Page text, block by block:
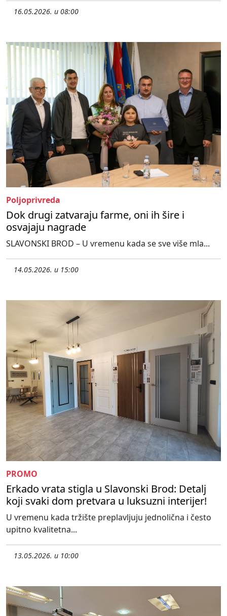
16.05.2026. u 08:00
Poljoprivreda
Dok drugi zatvaraju farme, oni ih šire i
osvajaju nagrade
SLAVONSKI BROD – U vremenu kada se sve više mla...
14.05.2026. u 15:00
PROMO
Erkado vrata stigla u Slavonski Brod: Detalj
koji svaki dom pretvara u luksuzni interijer!
U vremenu kada tržište preplavljuju jednolična i često
upitno kvalitetna...
13.05.2026. u 10:00